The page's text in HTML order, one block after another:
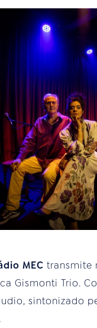
MEC transmite
Gismonti Trio.
sintonizado
.